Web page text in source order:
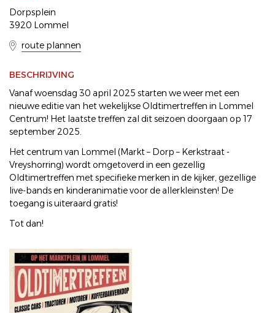
Dorpsplein
3920 Lommel
route plannen
BESCHRIJVING
Vanaf woensdag 30 april 2025 starten we weer met een
nieuwe editie van het wekelijkse Oldtimertreffen in Lommel
Centrum! Het laatste treffen zal dit seizoen doorgaan op 17
september 2025.
Het centrum van Lommel (Markt – Dorp – Kerkstraat -
Vreyshorring) wordt omgetoverd in een gezellig
Oldtimertreffen met specifieke merken in de kijker, gezellige
live-bands en kinderanimatie voor de allerkleinsten! De
toegang is uiteraard gratis!
Tot dan!